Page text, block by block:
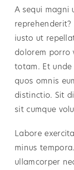
A sequi magni
iusto ut
dolorem porro
totam. Et
quos omnis
distinctio. Sit
sit cumque
Labore
minus
ullamcorper